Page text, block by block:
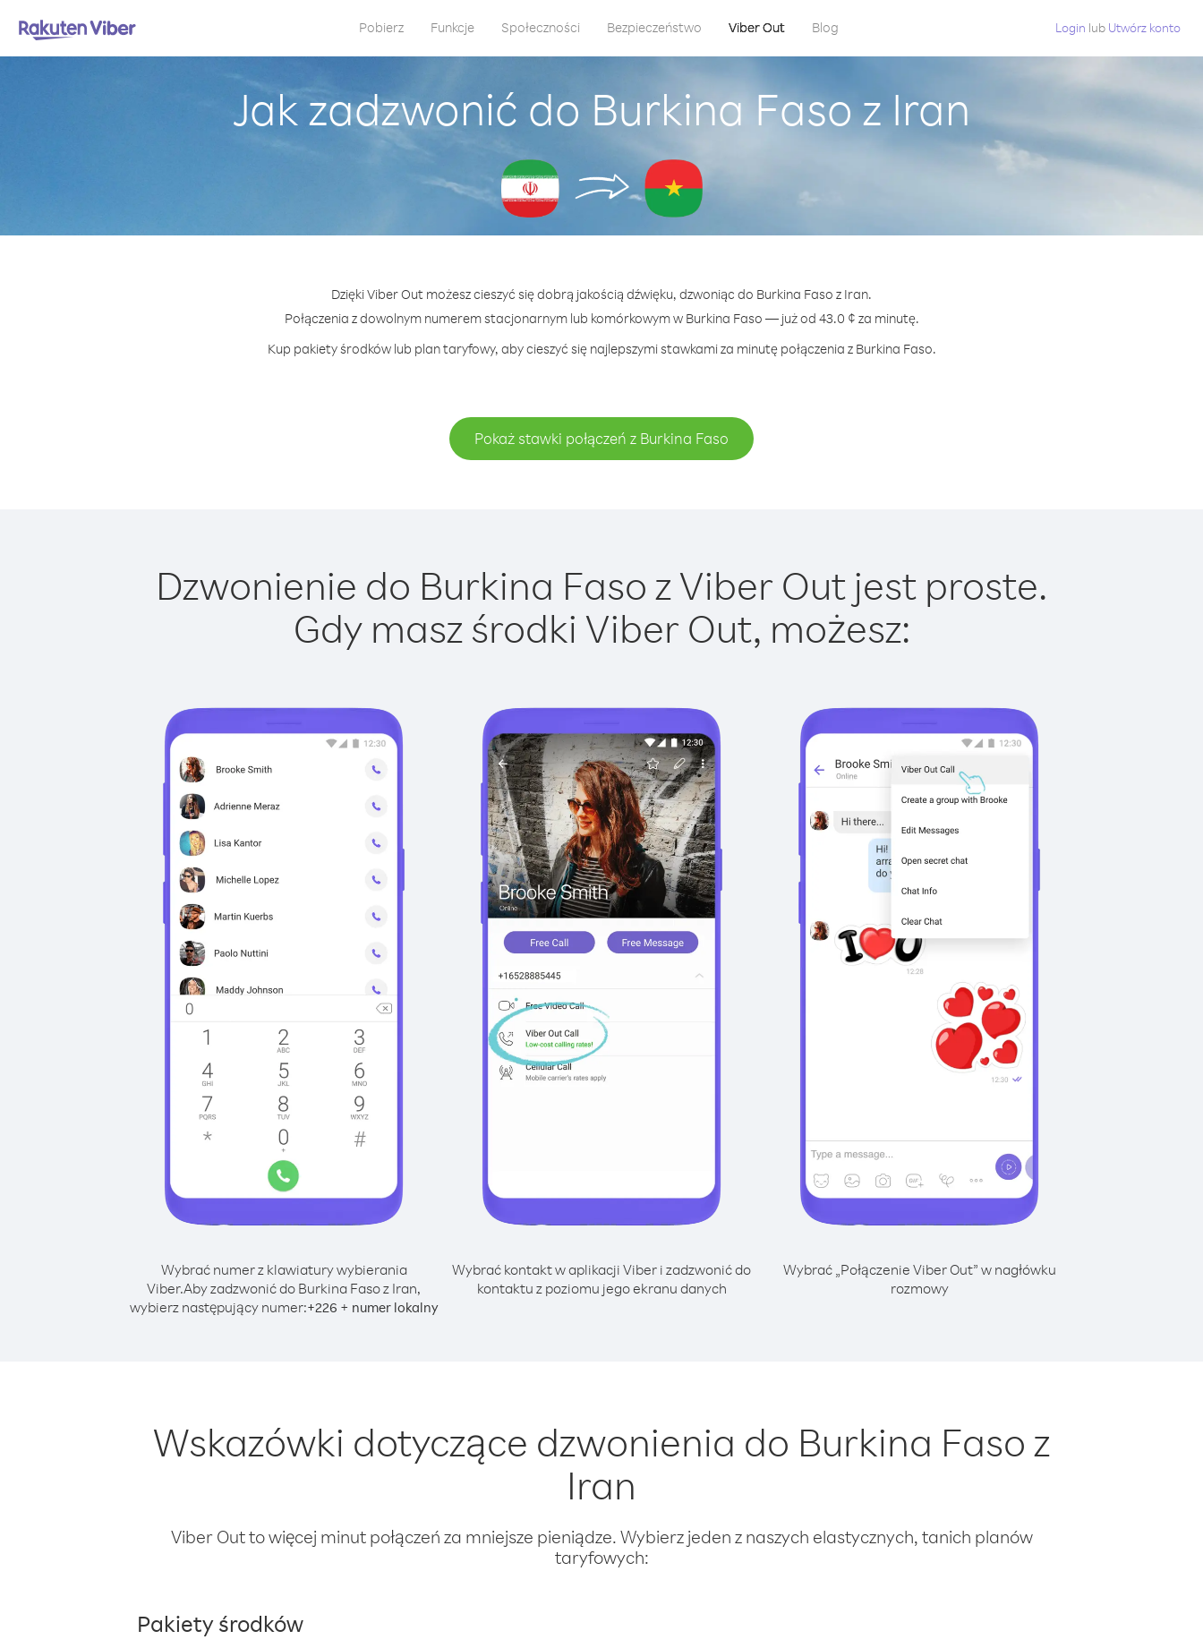
Pobierz Funkcje Społeczności Bezpieczeństwo Viber Out Blog Login lub Utwórz konto
Jak zadzwonić do Burkina Faso z Iran
Dzięki Viber Out możesz cieszyć się dobrą jakością dźwięku, dzwoniąc do Burkina Faso z Iran.
Połączenia z dowolnym numerem stacjonarnym lub komórkowym w Burkina Faso — już od 43.0 ¢ za minutę.
Kup pakiety środków lub plan taryfowy, aby cieszyć się najlepszymi stawkami za minutę połączenia z Burkina Faso.
Pokaż stawki połączeń z Burkina Faso
Dzwonienie do Burkina Faso z Viber Out jest proste.
Gdy masz środki Viber Out, możesz:
Wybrać numer z klawiatury wybierania
Viber.Aby zadzwonić do Burkina Faso z Iran,
wybierz następujący numer:+226 + numer lokalny
Wybrać kontakt w aplikacji Viber i zadzwonić do
kontaktu z poziomu jego ekranu danych
Wybrać „Połączenie Viber Out” w nagłówku
rozmowy
Wskazówki dotyczące dzwonienia do Burkina Faso z
Iran
Viber Out to więcej minut połączeń za mniejsze pieniądze. Wybierz jeden z naszych elastycznych, tanich planów
taryfowych:
Pakiety środków